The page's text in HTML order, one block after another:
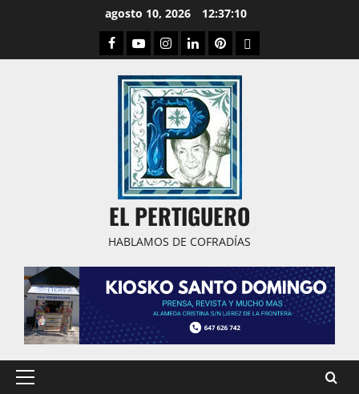
agosto 10, 2026 12:37:11
Facebook
YoutubeInstagram
LinkedPinterestDribbble
EL PERTIGUERO
HABLAMOS DE COFRADÍAS
Menú